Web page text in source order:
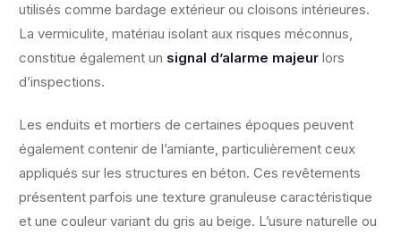
utilisés comme bardage extérieur ou cloisons intérieures.
La vermiculite, matériau isolant aux risques méconnus,
constitue également un signal d’alarme majeur lors
d’inspections.
Les enduits et mortiers de certaines époques peuvent
également contenir de l’amiante, particulièrement ceux
appliqués sur les structures en béton. Ces revêtements
présentent parfois une texture granuleuse caractéristique
et une couleur variant du gris au beige. L’usure naturelle ou